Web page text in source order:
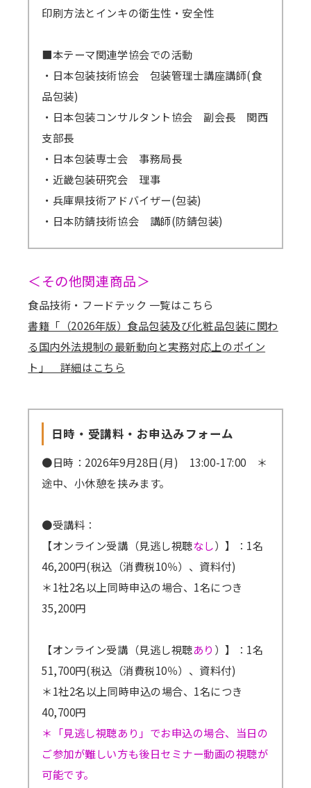
印刷方法とインキの衛生性・安全性
■本テーマ関連学協会での活動
・日本包装技術協会 包装管理士講座講師(食
品包装)
・日本包装コンサルタント協会 副会長 関西
支部長
・日本包装専士会 事務局長
・近畿包装研究会 理事
・兵庫県技術アドバイザー(包装)
・日本防錆技術協会 講師(防錆包装)
＜その他関連商品＞
食品技術・フードテック 一覧はこちら
書籍「（2026年版）食品包装及び化粧品包装に関わ
る国内外法規制の最新動向と実務対応上のポイン
ト」 詳細はこちら
日時・受講料・お申込みフォーム
●日時：2026年9月28日(月) 13:00-17:00 ＊
途中、小休憩を挟みます。
●受講料：
【オンライン受講（見逃し視聴なし）】：1名
46,200円(税込（消費税10％）、資料付)
＊1社2名以上同時申込の場合、1名につき
35,200円
【オンライン受講（見逃し視聴あり ）】：1名
51,700円(税込（消費税10％）、資料付)
＊1社2名以上同時申込の場合、1名につき
40,700円
＊「見逃し視聴あり」でお申込の場合、当日の
ご参加が難しい方も後日セミナー動画の視聴が
可能です。